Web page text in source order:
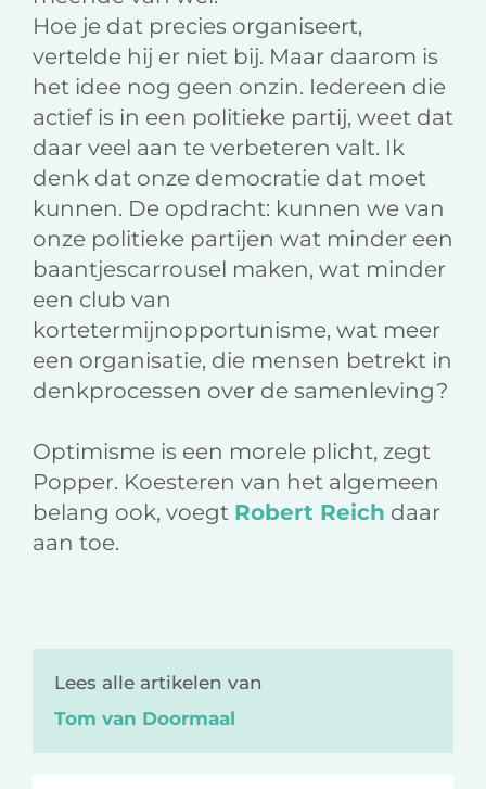
Hoe je dat precies organiseert,
vertelde hij er niet bij. Maar daarom is
het idee nog geen onzin. Iedereen die
actief is in een politieke partij, weet dat
daar veel aan te verbeteren valt. Ik
denk dat onze democratie dat moet
kunnen. De opdracht: kunnen we van
onze politieke partijen wat minder een
baantjescarrousel maken, wat minder
een club van
kortetermijnopportunisme, wat meer
een organisatie, die mensen betrekt in
denkprocessen over de samenleving?
Optimisme is een morele plicht, zegt
Popper. Koesteren van het algemeen
belang ook, voegt Robert Reich daar
aan toe.
Lees alle artikelen van
Tom van Doormaal